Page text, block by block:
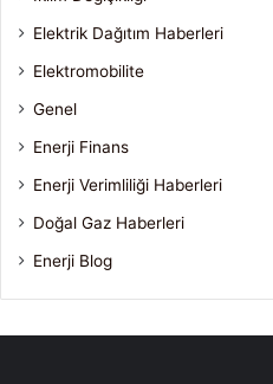
Elektrik Dağıtım Haberleri
Elektromobilite
Genel
Enerji Finans
Enerji Verimliliği Haberleri
Doğal Gaz Haberleri
Enerji Blog